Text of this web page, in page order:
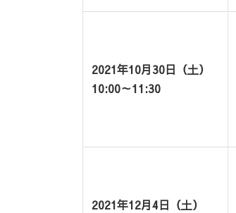
2021年10月30日（土）
10:00～11:30
2021年12月4日（土）